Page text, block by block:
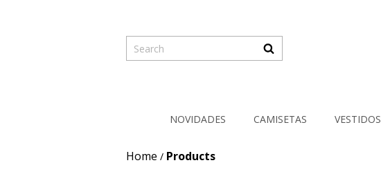
NOVIDADES CAMISETAS VESTIDOS
Home / Products